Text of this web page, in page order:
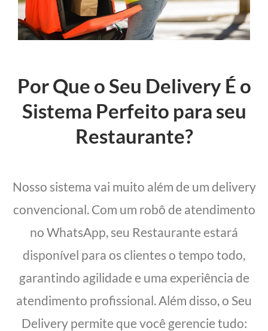
Por Que o Seu Delivery É o
Sistema Perfeito para seu
Restaurante?
Nosso sistema vai muito além de um delivery
convencional. Com um robô de atendimento
no WhatsApp, seu Restaurante estará
disponível para os clientes o tempo todo,
garantindo agilidade e uma experiência de
atendimento profissional. Além disso, o Seu
Delivery permite que você gerencie tudo: